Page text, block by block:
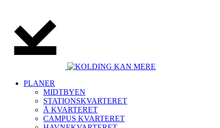
PLANER
MIDTBYEN
STATIONSKVARTERET
Å KVARTERET
CAMPUS KVARTERET